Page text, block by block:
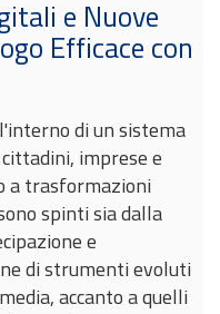
e Nuove
Efficace con
di un sistema
imprese e
a trasformazioni
spinti sia dalla
e
di strumenti evoluti
accanto a quelli